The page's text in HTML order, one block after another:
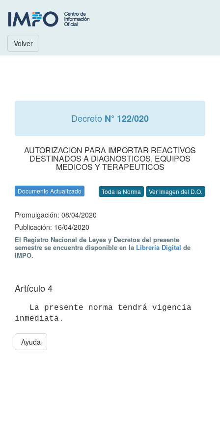
Volver
Decreto N° 122/020
AUTORIZACION PARA IMPORTAR REACTIVOS
DESTINADOS A DIAGNOSTICOS, EQUIPOS
MEDICOS Y TERAPEUTICOS
Documento Actualizado Toda la Norma Ver Imagen del D.O.
Promulgación: 08/04/2020
Publicación: 16/04/2020
El Registro Nacional de Leyes y Decretos del presente
semestre se encuentra disponible en la Librería Digital de
IMPO.
Artículo 4
Ayuda